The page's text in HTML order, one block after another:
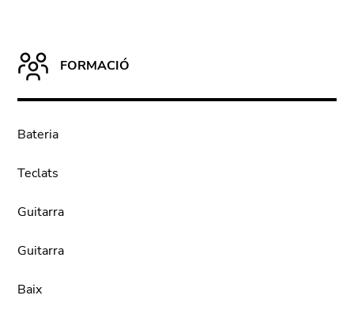
FORMACIÓ
Bateria
Teclats
Guitarra
Guitarra
Baix